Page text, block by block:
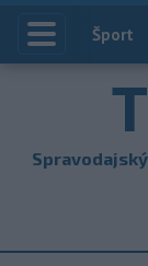
Index
Šport